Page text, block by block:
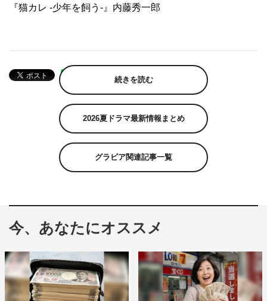
『猫カレ -少年を飼う-』内藤秀一郎
続きを読む
2026夏ドラマ最新情報まとめ
グラビア関連記事一覧
今、あなたにオススメ